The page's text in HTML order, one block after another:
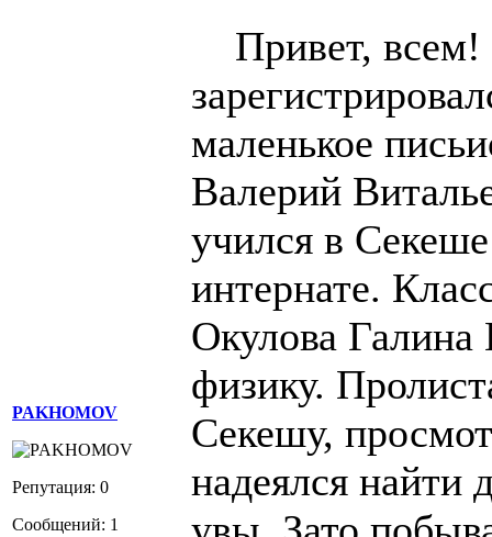
PAKHOMOV
Репутация: 0
Сообщений: 1
Привет, всем!
маленькое
Валерий
учился в
интернате.
Окулова Галина
физику.
Секешу,
надеялся найти